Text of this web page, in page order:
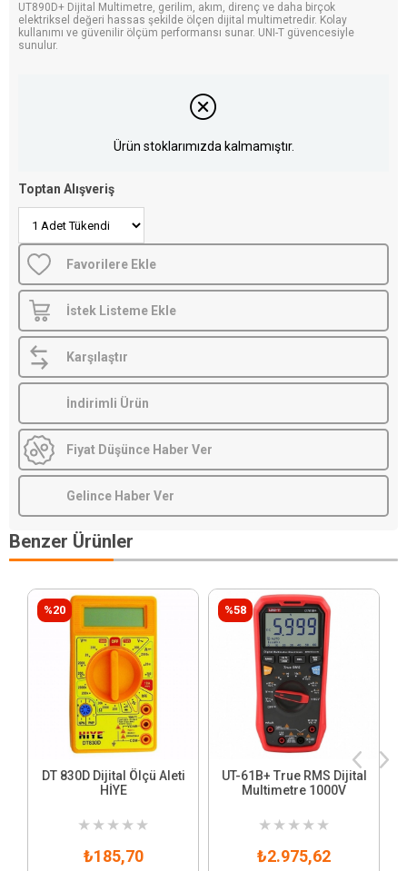
UT890D+ Dijital Multimetre, gerilim, akım, direnç ve daha birçok
elektriksel değeri hassas şekilde ölçen dijital multimetredir. Kolay
kullanımı ve güvenilir ölçüm performansı sunar. UNI-T güvencesiyle
sunulur.
Ürün stoklarımızda kalmamıştır.
Toptan Alışveriş
Favorilere Ekle
İstek Listeme Ekle
Karşılaştır
İndirimli Ürün
Fiyat Düşünce Haber Ver
Gelince Haber Ver
Benzer Ürünler
DT 830D Dijital Ölçü Aleti
HİYE
★ ★ ★ ★ ★
₺185,70
%20
UT-61B+ True RMS Dijital
Multimetre 1000V
★ ★ ★ ★ ★
₺2.975,62
%58